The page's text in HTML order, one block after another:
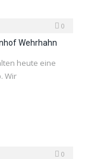
0
Wehrhahn
heute eine
Wir
0